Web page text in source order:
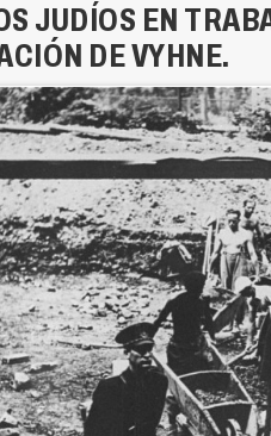
JUDÍOS EN
DE VYHNE.